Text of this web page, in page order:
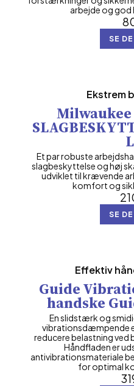
arbejde og god
SE
Ekstrem
Milwaukee
Et par robuste
slagbeskyttelse og høj
udviklet til krævende
komfort og
SE
Effektiv
Guide
handske
En slidstærk og
vibrationsdæmpende
reducere belastning ved
Håndfladen er
antivibrationsmateriale
for optimal